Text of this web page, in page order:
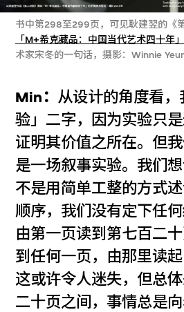
书中第298至299页，可见耿建翌的《
「M+希克藏品：中国当代艺术四十年
术家宋冬的一句话，摄影：Winnie
Min： 从设计的角度看
验」二字，因为实验只
证明其价值之所在。但
是一场叙事实验。我们
不是用简单工整的方式
顺序，我们没有定下任
由第一页读到第七百二
到任何一页，由那里读起
这或许令人迷失，但总
二十页之间，事情总是